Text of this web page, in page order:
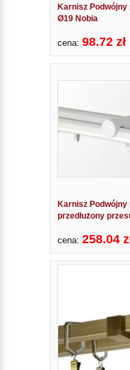
Karnisz
Ø19 Nobia
cena: 98.72 zł
Karnisz
przedłużony
cena: 258.04